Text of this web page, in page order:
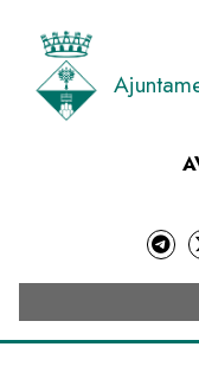
contingut